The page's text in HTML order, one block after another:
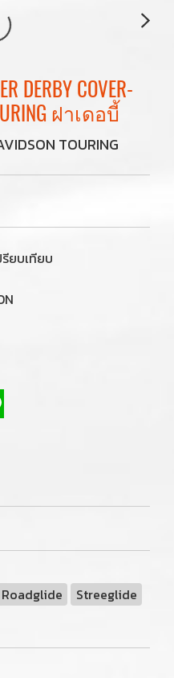
DERBY COVER-
ฝาเดอบี้
TOURING
รียบเทียบ
Roadglide Streeglide